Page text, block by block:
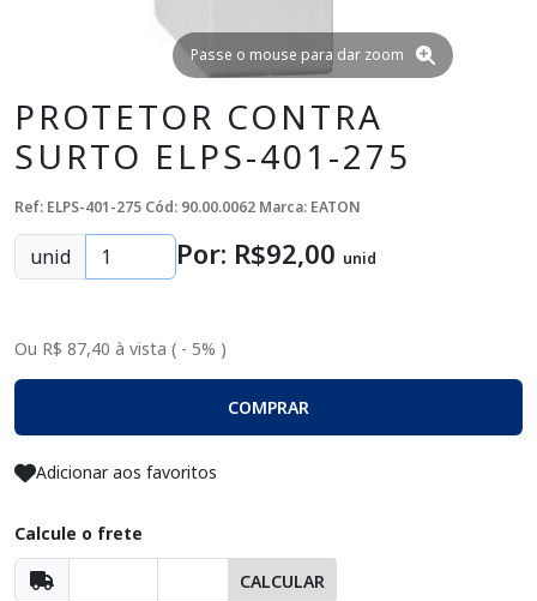
Passe o mouse para dar zoom
PROTETOR CONTRA
SURTO ELPS-401-275
Ref: ELPS-401-275 Cód: 90.00.0062 Marca: EATON
unid Por: R$92,00 unid
Ou R$ 87,40 à vista ( - 5% )
COMPRAR
Adicionar aos favoritos
Calcule o frete
CALCULAR